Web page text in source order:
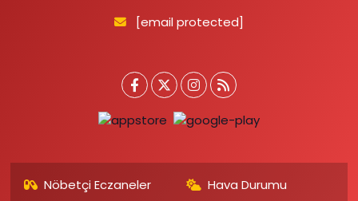
[email protected]
Nöbetçi Eczaneler
Hava Durumu